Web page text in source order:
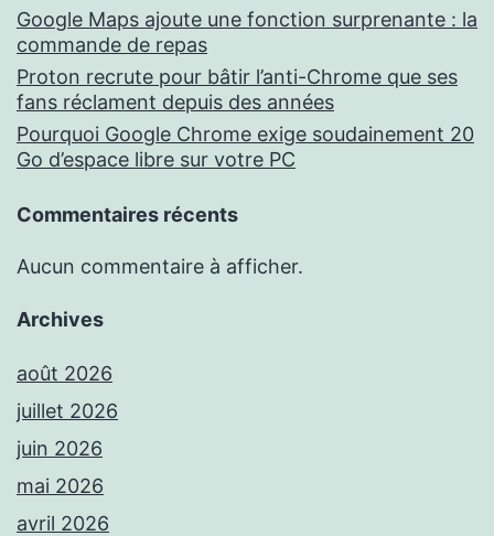
Google Maps ajoute une fonction surprenante : la
commande de repas
Proton recrute pour bâtir l’anti-Chrome que ses
fans réclament depuis des années
Pourquoi Google Chrome exige soudainement 20
Go d’espace libre sur votre PC
Commentaires récents
Aucun commentaire à afficher.
Archives
août 2026
juillet 2026
juin 2026
mai 2026
avril 2026